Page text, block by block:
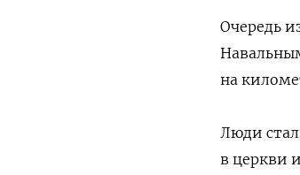
Очередь
на
Люди
в церкви